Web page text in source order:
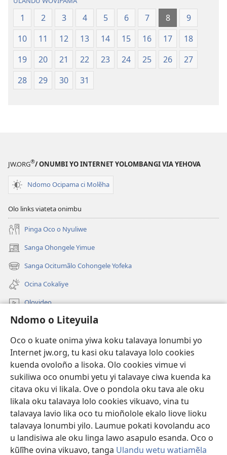
Ndomo o Liteyuila
Oco o kuate onima yiwa koku talavaya lonumbi yo
Internet jw.org, tu kasi oku talavaya lolo cookies
kuenda ovoloño a lisoka. Olo cookies vimue vi
sukiliwa oco onumbi yetu yi talavaye ciwa kuenda ka
citava oku vi likala. Ove o pondola oku tava ale oku
likala oku talavaya lolo cookies vikuavo, vina tu
talavaya lavio lika oco tu mioñolole ekalo liove lioku
talavaya lonumbi yilo. Laumue pokati kovolandu aco
u landisiwa ale oku linga lawo asapulo esanda. Oco o
kũlĩhe ovina vikuavo, tanga Ulandu wetu watiamẽla
1 2 3 4 5 6 7 8
9
10
11 12 13 14 15 16 17
18
19
20 21 22 23 24 25 26
27
28
29 30 31
JW.ORG®/ ONUMBI YO INTERNET YOLOMBANGI VIA YEHOVA
Ndomo Ocipama ci Molẽha
Olo links viateta onimbu
Pinga Oco o Nyuliwe
Sanga Ohongele Yimue
(yikula
onjanela
yokaliye)
Sanga Ocitumãlo Cohongele Yofeka
(yikula
onjanela
yokaliye)
Ocina Cokaliye
Olovideo
Videos with Audio Descriptions
Sandiliya
Ekuatiso
Olombanjaile
(yikula
onjanela
yokaliye)OCISELEKO CALIVULU VO INTERNET Colombangi Via
Yehova™
(yikula
onjanela
yokaliye)JW Hub
(yikula
onjanela